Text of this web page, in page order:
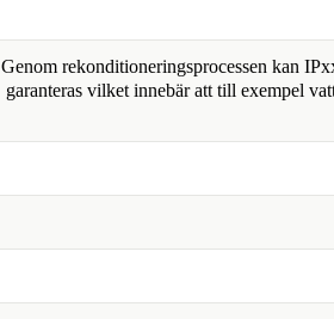
Genom rekonditioneringsprocessen kan
garanteras vilket innebär att till exempel